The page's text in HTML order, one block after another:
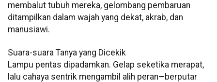
membalut tubuh mereka, gelombang pembaruan
ditampilkan dalam wajah yang dekat, akrab, dan
manusiawi.
Suara-suara Tanya yang Dicekik
Lampu pentas dipadamkan. Gelap seketika merapat,
lalu cahaya sentrik mengambil alih peran—berputar